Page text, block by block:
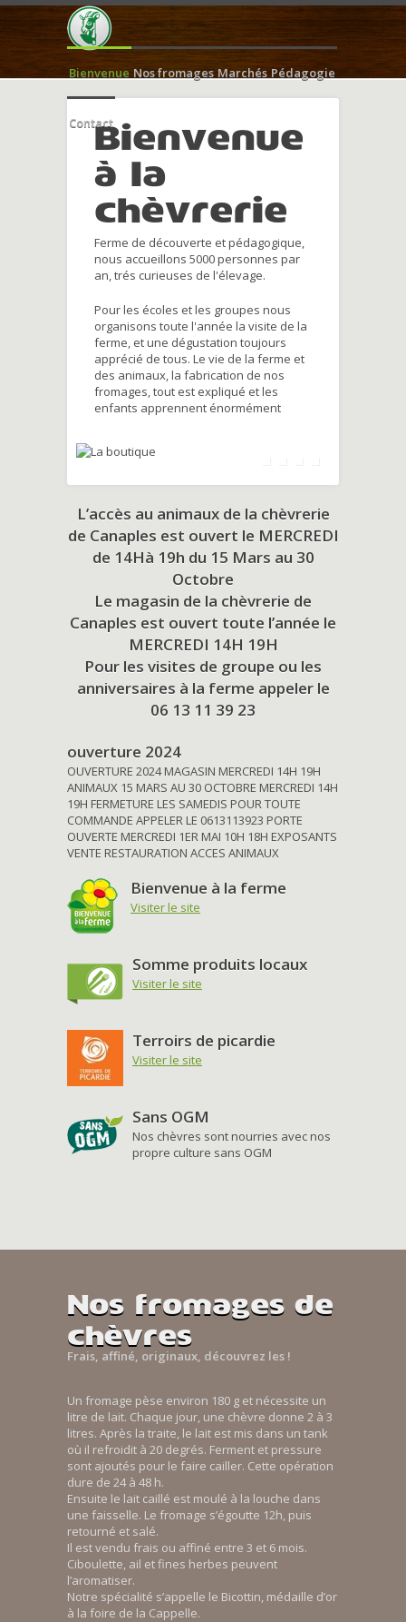
Bienvenue Nos fromages Marchés Pédagogie
ContactBienvenue
à la
chèvrerie
Ferme de découverte et pédagogique,
nous accueillons 5000 personnes par
an, trés curieuses de l'élevage.
Pour les écoles et les groupes nous
organisons toute l'année la visite de la
ferme, et une dégustation toujours
apprécié de tous. Le vie de la ferme et
des animaux, la fabrication de nos
fromages, tout est expliqué et les
enfants apprennent énormément
L’accès au animaux de la chèvrerie
de Canaples est ouvert le MERCREDI
de 14Hà 19h du 15 Mars au 30
Octobre
Le magasin de la chèvrerie de
Canaples est ouvert toute l’année le
MERCREDI 14H 19H
Pour les visites de groupe ou les
anniversaires à la ferme appeler le
06 13 11 39 23
ouverture 2024
OUVERTURE 2024 MAGASIN MERCREDI 14H 19H
ANIMAUX 15 MARS AU 30 OCTOBRE MERCREDI 14H
19H FERMETURE LES SAMEDIS POUR TOUTE
COMMANDE APPELER LE 0613113923 PORTE
OUVERTE MERCREDI 1ER MAI 10H 18H EXPOSANTS
VENTE RESTAURATION ACCES ANIMAUX
Bienvenue à la ferme
Visiter le site
Somme produits locaux
Visiter le site
Terroirs de picardie
Visiter le site
Sans OGM
Nos chèvres sont nourries avec nos
propre culture sans OGM
Nos fromages de
chèvres
Frais, affiné, originaux, découvrez les !
Un fromage pèse environ 180 g et nécessite un
litre de lait. Chaque jour, une chèvre donne 2 à 3
litres. Après la traite, le lait est mis dans un tank
où il refroidit à 20 degrés. Ferment et pressure
sont ajoutés pour le faire cailler. Cette opération
dure de 24 à 48 h.
Ensuite le lait caillé est moulé à la louche dans
une faisselle. Le fromage s’égoutte 12h, puis
retourné et salé.
Il est vendu frais ou affiné entre 3 et 6 mois.
Ciboulette, ail et fines herbes peuvent
l’aromatiser.
Notre spécialité s’appelle le Bicottin, médaille d’or
à la foire de la Cappelle.